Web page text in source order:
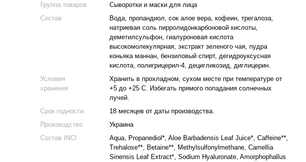
Группа товаров
Сыворотки и маски для лица
Состав
Вода, пропандиол, сок алое вера, кофеин, трегалоза,
натриевая соль пирролидонкарбоновой кислоты,
деметилсульфон, гиалуроновая кислота
высокомолекулярная, экстракт зеленого чая, пудра
коньяка маннан, бензиловый спирт, дегидроуксусная
кислота, полигрицерил-4, децигликозид, диглицерин.
Условия
хранения
Хранить в прохладном, сухом месте при температуре от
+5 до +25 С. Избегать прямого попадания солнечных
лучей.
Срок годности
18 месяцев от даты производства.
Производство
Украина
Состав INCI
Aqua, Propanediol*, Aloe Barbadensis Leaf Juice*, Caffeine**,
Trehalose**, Betaine**, Methylsulfonylmethane, Camellia
Sinensis Leaf Extract*, Sodium Hyaluronate, Amorphophallus